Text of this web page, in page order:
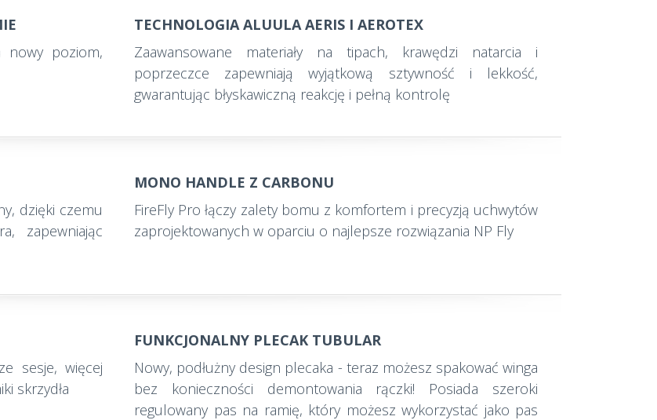
poziom,
TECHNOLOGIA ALUULA AERIS I AEROTEX
Zaawansowane materiały na tipach, krawędzi natarcia i
poprzeczce zapewniają wyjątkową sztywność i lekkość,
gwarantując błyskawiczną reakcję i pełną kontrolę
dzięki czemu
zapewniając
MONO HANDLE Z CARBONU
FireFly Pro łączy zalety bomu z komfortem i precyzją uchwytów
zaprojektowanych w oparciu o najlepsze rozwiązania NP Fly
sesje, więcej
skrzydła
FUNKCJONALNY PLECAK TUBULAR
Nowy, podłużny design plecaka - teraz możesz spakować winga
bez konieczności demontowania rączki! Posiada szeroki
regulowany pas na ramię, który możesz wykorzystać jako pas